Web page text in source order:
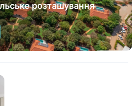
розташування